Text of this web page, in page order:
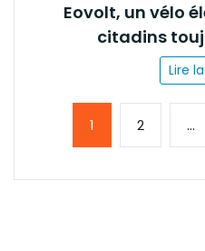
Eovolt, un vélo
citadins
Lire
1 2 …